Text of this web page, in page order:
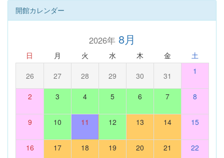
開館カレンダー
2026年8月
日 月 火 水 木 金 土
26 27 28 29 30 31 1
2 3 4 5 6 7 8
9 10 11 12 13 14 15
16 17 18 19 20 21 22